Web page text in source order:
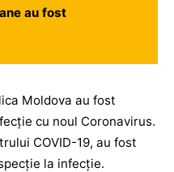
au fost
Moldova au fost
cu noul Coronavirus.
COVID-19, au fost
la infecție.